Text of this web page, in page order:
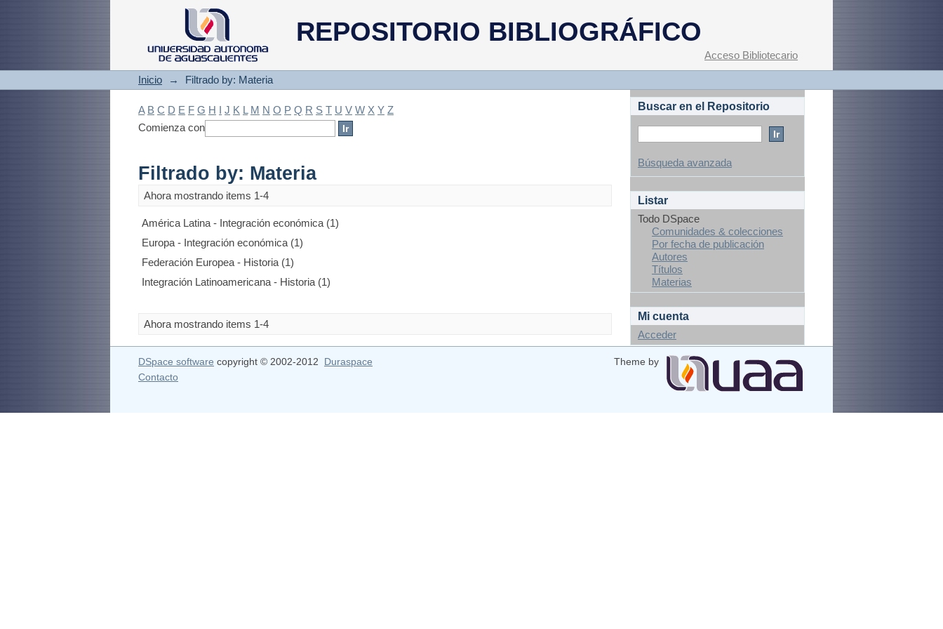
REPOSITORIO BIBLIOGRÁFICO
Filtrado by: Materia
Acceso Bibliotecario
Inicio → Filtrado by: Materia
A B C D E F G H I J K L M N O P Q R S T U V W X Y Z
Comienza con
Filtrado by: Materia
Ahora mostrando items 1-4
América Latina - Integración económica (1)
Europa - Integración económica (1)
Federación Europea - Historia (1)
Integración Latinoamericana - Historia (1)
Ahora mostrando items 1-4
Buscar en el Repositorio
Búsqueda avanzada
Listar
Todo DSpace
Comunidades & colecciones
Por fecha de publicación
Autores
Títulos
Materias
Mi cuenta
Acceder
DSpace software copyright © 2002-2012 Duraspace
Theme by
Contacto